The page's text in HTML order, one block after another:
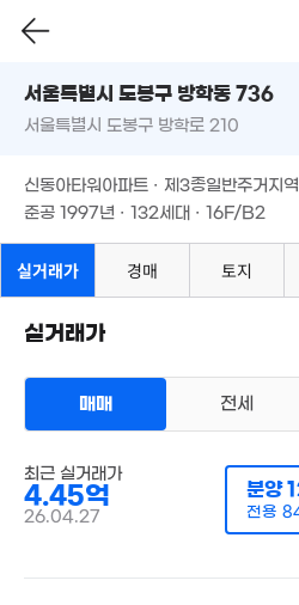
서울특별시 도봉구 방학동 736
서울특별시 도봉구 방학로 210
신동아타워아파트 · 제3종일반주거지역
준공 1997년 · 132세대 · 16F/B2
실거래가 경매 토지
실거래가
매매 전세
최근 실거래가
4.45억
26.04.27
분양
전용